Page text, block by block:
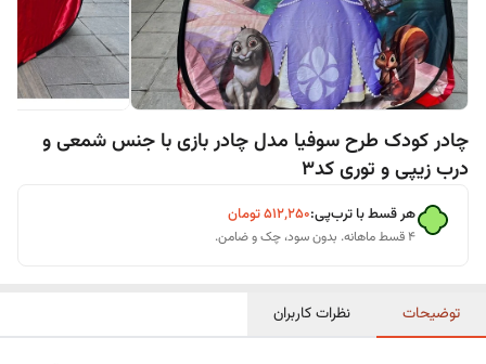
چادر کودک طرح سوفیا مدل چادر بازی با جنس شمعی و
درب زیپی و توری کد3
هر قسط با ترب‌پی:۵۱۲٬۲۵۰تومان
۴ قسط ماهانه. بدون سود، چک و ضامن.
توضیحات نظرات کاربران